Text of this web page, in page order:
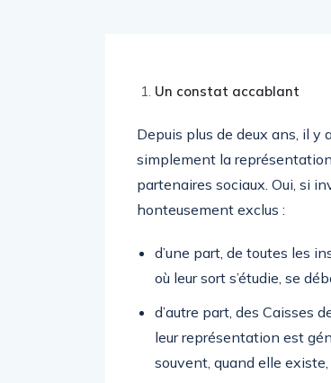
Un constat accablant
Depuis plus de deux ans, il y
simplement la
partenaires sociaux. Oui, si
honteusement exclus :
d’une part, de toutes les
où leur sort s’étudie, se
d’autre part, des Caisses
leur représentation est
souvent, quand elle